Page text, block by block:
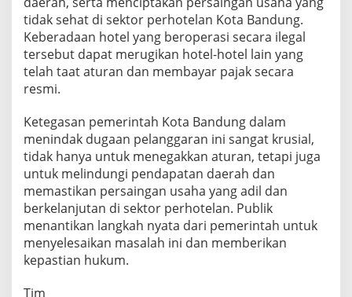
tidak sehat di sektor perhotelan Kota Bandung.
Keberadaan hotel yang beroperasi secara ilegal
tersebut dapat merugikan hotel-hotel lain yang
telah taat aturan dan membayar pajak secara
resmi.
Ketegasan pemerintah Kota Bandung dalam
menindak dugaan pelanggaran ini sangat krusial,
tidak hanya untuk menegakkan aturan, tetapi juga
untuk melindungi pendapatan daerah dan
memastikan persaingan usaha yang adil dan
berkelanjutan di sektor perhotelan. Publik
menantikan langkah nyata dari pemerintah untuk
menyelesaikan masalah ini dan memberikan
kepastian hukum.
Tim